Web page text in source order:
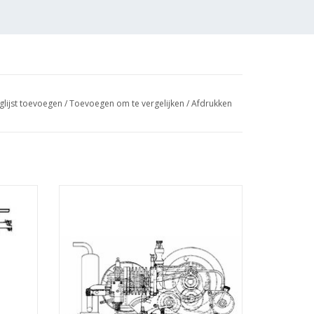
toevoegen /Toevoegen om te vergelijken /Afdrukken
-